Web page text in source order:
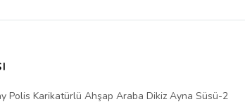
Polis Karikatürlü Ahşap Araba Dikiz Ayna Süsü-2